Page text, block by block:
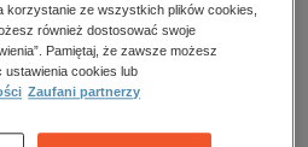
wnętrz
gospodarka
Filtrowanie
korzystanie ze wszystkich plików cookies,
również dostosować swoje
Pamiętaj, że zawsze możesz
ustawienia cookies lub
Zaufani partnerzy